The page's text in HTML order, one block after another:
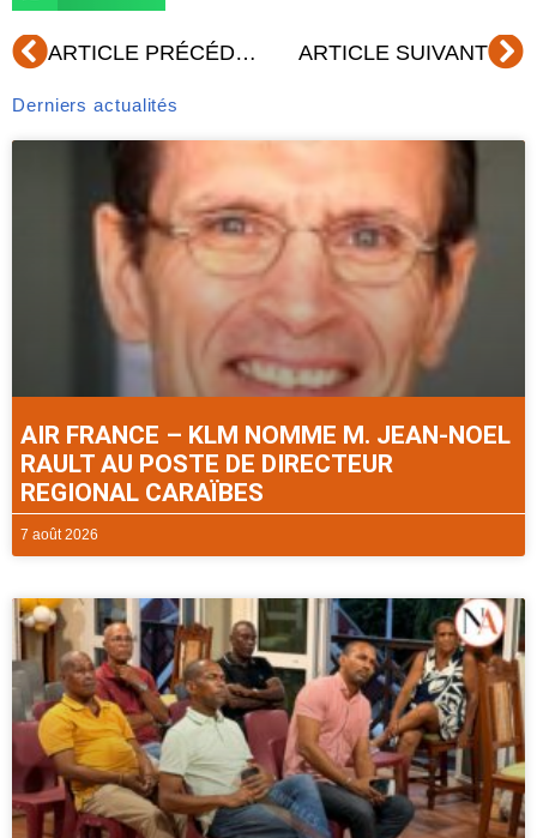
Précédent ARTICLE PRÉCÉDENT ARTICLE SUIVANT
Derniers actualités
AIR FRANCE – KLM NOMME M. JEAN-NOEL
RAULT AU POSTE DE DIRECTEUR
REGIONAL CARAÏBES
7 août 2026